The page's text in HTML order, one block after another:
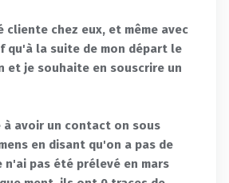
chez eux, et même avec
qu'à la suite de mon départ le
et je souhaite en souscrire un
à avoir un contact on sous
en disant qu'on a pas de
n'ai pas été prélevé en mars